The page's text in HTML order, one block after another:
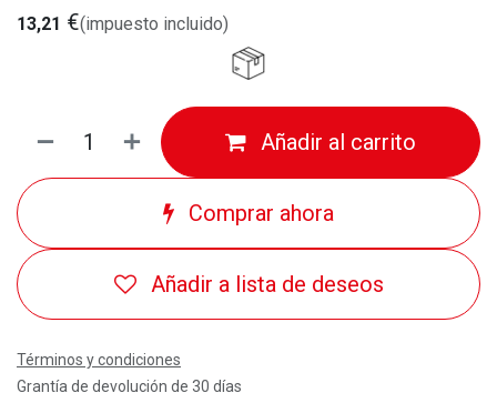
13,21 €(impuesto incluido)
Añadir al carrito
Comprar ahora
Añadir a lista de deseos
Términos y condiciones
Grantía de devolución de 30 días